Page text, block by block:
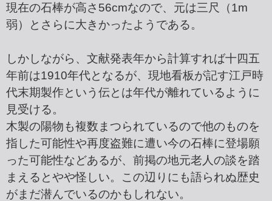
現在の石棒が高さ56cmなので、元は三尺（1m
弱）とさらに大きかったようである。
しかしながら、文献発表年から計算すれば十四五
年前は1910年代となるが、現地看板が記す江戸時
代末期製作という伝とは年代が離れているように
見受ける。
木製の陽物も複数まつられているので他のものを
指した可能性や再度盗難に遭い今の石棒に登場願
った可能性などあるが、前掲の地元老人の談を踏
まえるとやや怪しい。この辺りにも語られぬ歴史
がまだ潜んでいるのかもしれない。